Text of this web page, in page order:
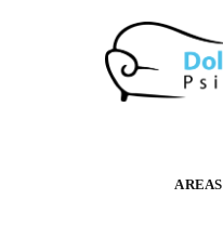
AREAS